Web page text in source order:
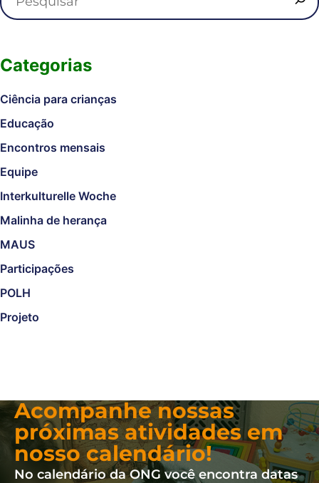
Categorias
Ciência para crianças
Educação
Encontros mensais
Equipe
Interkulturelle Woche
Malinha de herança
MAUS
Participações
POLH
Projeto
Acompanhe nossas
próximas atividades em
nosso calendário!
No calendário da ONG você encontra datas